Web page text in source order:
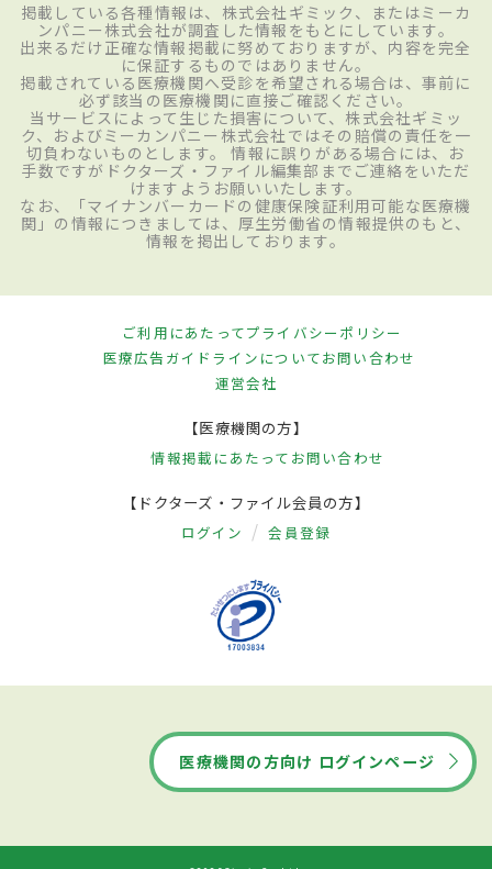
掲載している各種情報は、株式会社ギミック、またはミーカ
ンパニー株式会社が調査した情報をもとにしています。
出来るだけ正確な情報掲載に努めておりますが、内容を完全
に保証するものではありません。
掲載されている医療機関へ受診を希望される場合は、事前に
必ず該当の医療機関に直接ご確認ください。
当サービスによって生じた損害について、株式会社ギミッ
ク、およびミーカンパニー株式会社ではその賠償の責任を一
切負わないものとします。 情報に誤りがある場合には、お
手数ですがドクターズ・ファイル編集部までご連絡をいただ
けますようお願いいたします。
なお、「マイナンバーカードの健康保険証利用可能な医療機
関」の情報につきましては、厚生労働省の情報提供のもと、
情報を掲出しております。
ご利用にあたってプライバシーポリシー
医療広告ガイドラインについてお問い合わせ
運営会社
【医療機関の方】
情報掲載にあたって お問い合わせ
【ドクターズ・ファイル会員の方】
ログイン 会員登録
医療機関の方向け ログインページ